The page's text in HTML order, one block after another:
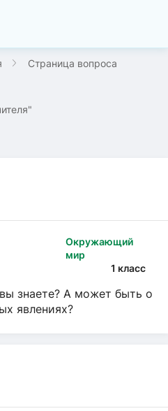
Страница вопроса
Окружающий
мир
1 класс
знаете? А может быть о
явлениях?